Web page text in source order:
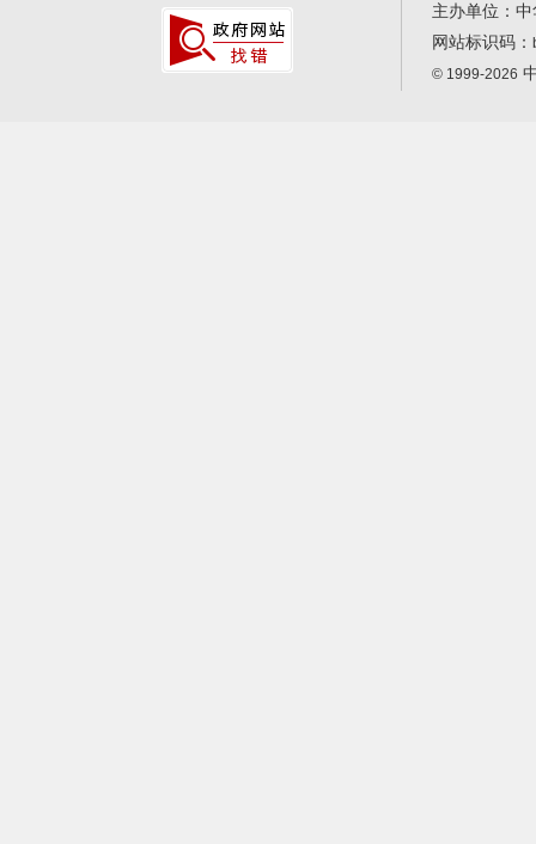
主办单位：
网站标识码：
© 1999-2026